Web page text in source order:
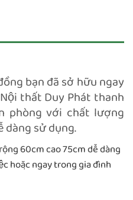
bạn đã sở hữu ngay
thất Duy Phát thanh
phòng với chất lượng
dàng sử dụng.
60cm cao 75cm dễ dàng
hoặc ngay trong gia đình